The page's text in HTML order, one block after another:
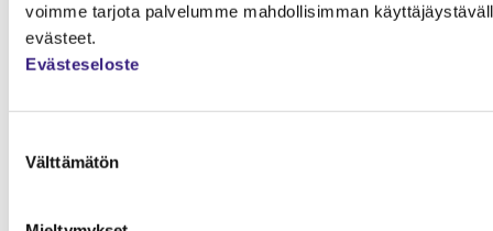
voimme tarjota palvelumme mahdollisimman
evästeet.
Evästeseloste
valinta
Välttämätön